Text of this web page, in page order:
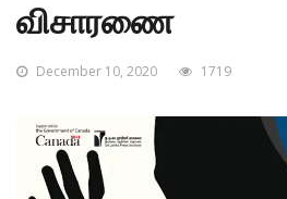
விசாரணை
December 10, 2020 1719